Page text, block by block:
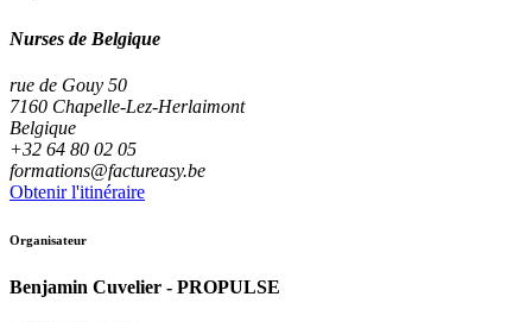
Nurses de Belgique
rue de Gouy 50
7160 Chapelle-Lez-Herlaimont
Belgique
+32 64 80 02 05
formations@factureasy.be
Obtenir l'itinéraire
Organisateur
Benjamin Cuvelier - PROPULSE